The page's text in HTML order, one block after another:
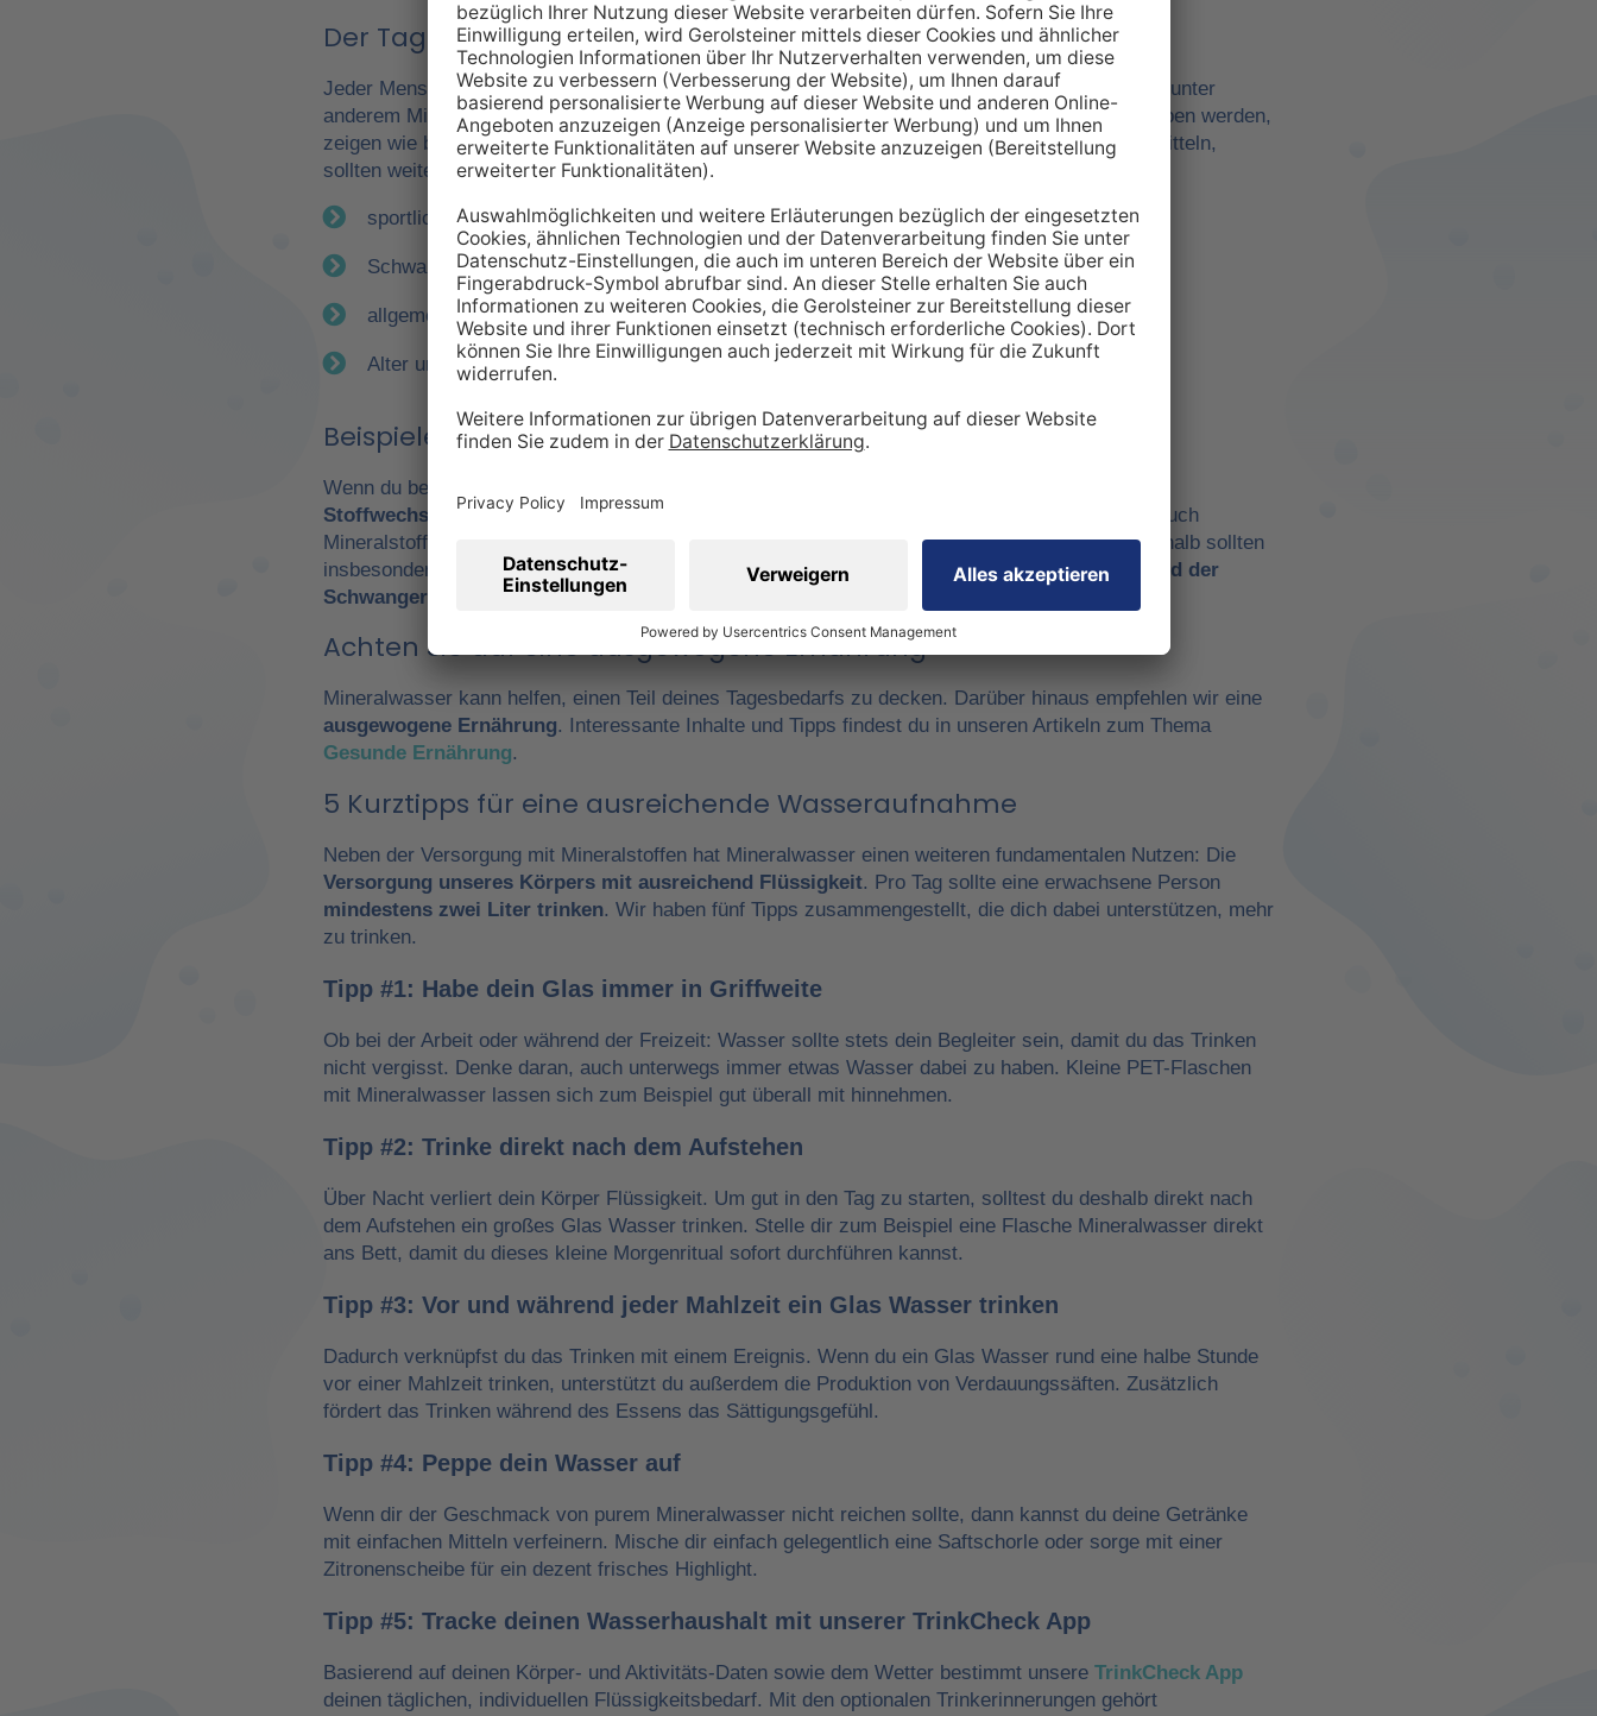
Der Tagesbedarf an Mineralien – so individuell wie Sie selbst
Jeder Mensch hat einen individuellen Bedarf an Mineralstoffen, der über verschiedene Quellen, unter
anderem Mineralwasser, gedeckt werden kann. Die Inhaltsstoffe, die in unserer Tabelle angegeben werden,
zeigen wie bereits erwähnt lediglich einen Richtwert. Um den tatsächlichen Tagesbedarf zu ermitteln,
sollten weitere Faktoren miteinbezogen werden:
sportliche Betätigung
Schwangerschaft
allgemeiner Gesundheitszustand
Alter und Geschlecht
Beispiele für einen Mehrbedarf an Mineralstoffen
Wenn du beispielsweise viel
Stoffwechsel
. Daraus ergibt sich ein höherer Bedarf an Nährstoffen wie Vitaminen aber eben auch
Mineralstoffen. Gerade Natrium, Calcium oder Magnesium sind in diesem Kontext wichtig. Deshalb sollten
insbesondere Leistungssportler auf eine ausreichende Zufuhr achtgeben. Ebenso ist eswährend der
Schwangerschaft
wichtig, den veränderten Bedarf zu berücksichtigen.
Achten Sie auf eine ausgewogene Ernährung
Mineralwasser kann helfen, einen Teil deines Tagesbedarfs zu decken. Darüber hinaus empfehlen wir eine
ausgewogene Ernährung. Interessante Inhalte und Tipps findest du in unseren Artikeln zum Thema
Gesunde Ernährung.
5 Kurztipps für eine ausreichende Wasseraufnahme
Neben der Versorgung mit Mineralstoffen hat Mineralwasser einen weiteren fundamentalen Nutzen: Die
Versorgung unseres Körpers mit ausreichend Flüssigkeit. Pro Tag sollte eine erwachsene Person
mindestens zwei Liter trinken. Wir haben fünf Tipps zusammengestellt, die dich dabei unterstützen, mehr
zu trinken.
Tipp #1: Habe dein Glas immer in Griffweite
Ob bei der Arbeit oder während der Freizeit: Wasser sollte stets dein Begleiter sein, damit du das Trinken
nicht vergisst. Denke daran, auch unterwegs immer etwas Wasser dabei zu haben. Kleine PET-Flaschen
mit Mineralwasser lassen sich zum Beispiel gut überall mit hinnehmen.
Tipp #2: Trinke direkt nach dem Aufstehen
Über Nacht verliert dein Körper Flüssigkeit. Um gut in den Tag zu starten, solltest du deshalb direkt nach
dem Aufstehen ein großes Glas Wasser trinken. Stelle dir zum Beispiel eine Flasche Mineralwasser direkt
ans Bett, damit du dieses kleine Morgenritual sofort durchführen kannst.
Tipp #3: Vor und während jeder Mahlzeit ein Glas Wasser trinken
Dadurch verknüpfst du das Trinken mit einem Ereignis. Wenn du ein Glas Wasser rund eine halbe Stunde
vor einer Mahlzeit trinken, unterstützt du außerdem die Produktion von Verdauungssäften. Zusätzlich
fördert das Trinken während des Essens das Sättigungsgefühl.
Tipp #4: Peppe dein Wasser auf
Wenn dir der Geschmack von purem Mineralwasser nicht reichen sollte, dann kannst du deine Getränke
mit einfachen Mitteln verfeinern. Mische dir einfach gelegentlich eine Saftschorle oder sorge mit einer
Zitronenscheibe für ein dezent frisches Highlight.
Tipp #5: Tracke deinen Wasserhaushalt mit unserer TrinkCheck App
Basierend auf deinen Körper- und Aktivitäts-Daten sowie dem Wetter bestimmt unsere TrinkCheck App
deinen täglichen, individuellen Flüssigkeitsbedarf. Mit den optionalen Trinkerinnerungen gehört